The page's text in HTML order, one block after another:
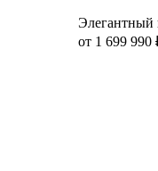
Элегантный
от 1 699 990